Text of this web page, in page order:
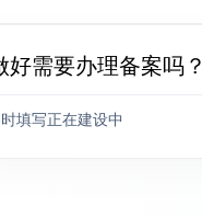
好需要办理备案吗？
填写正在建设中